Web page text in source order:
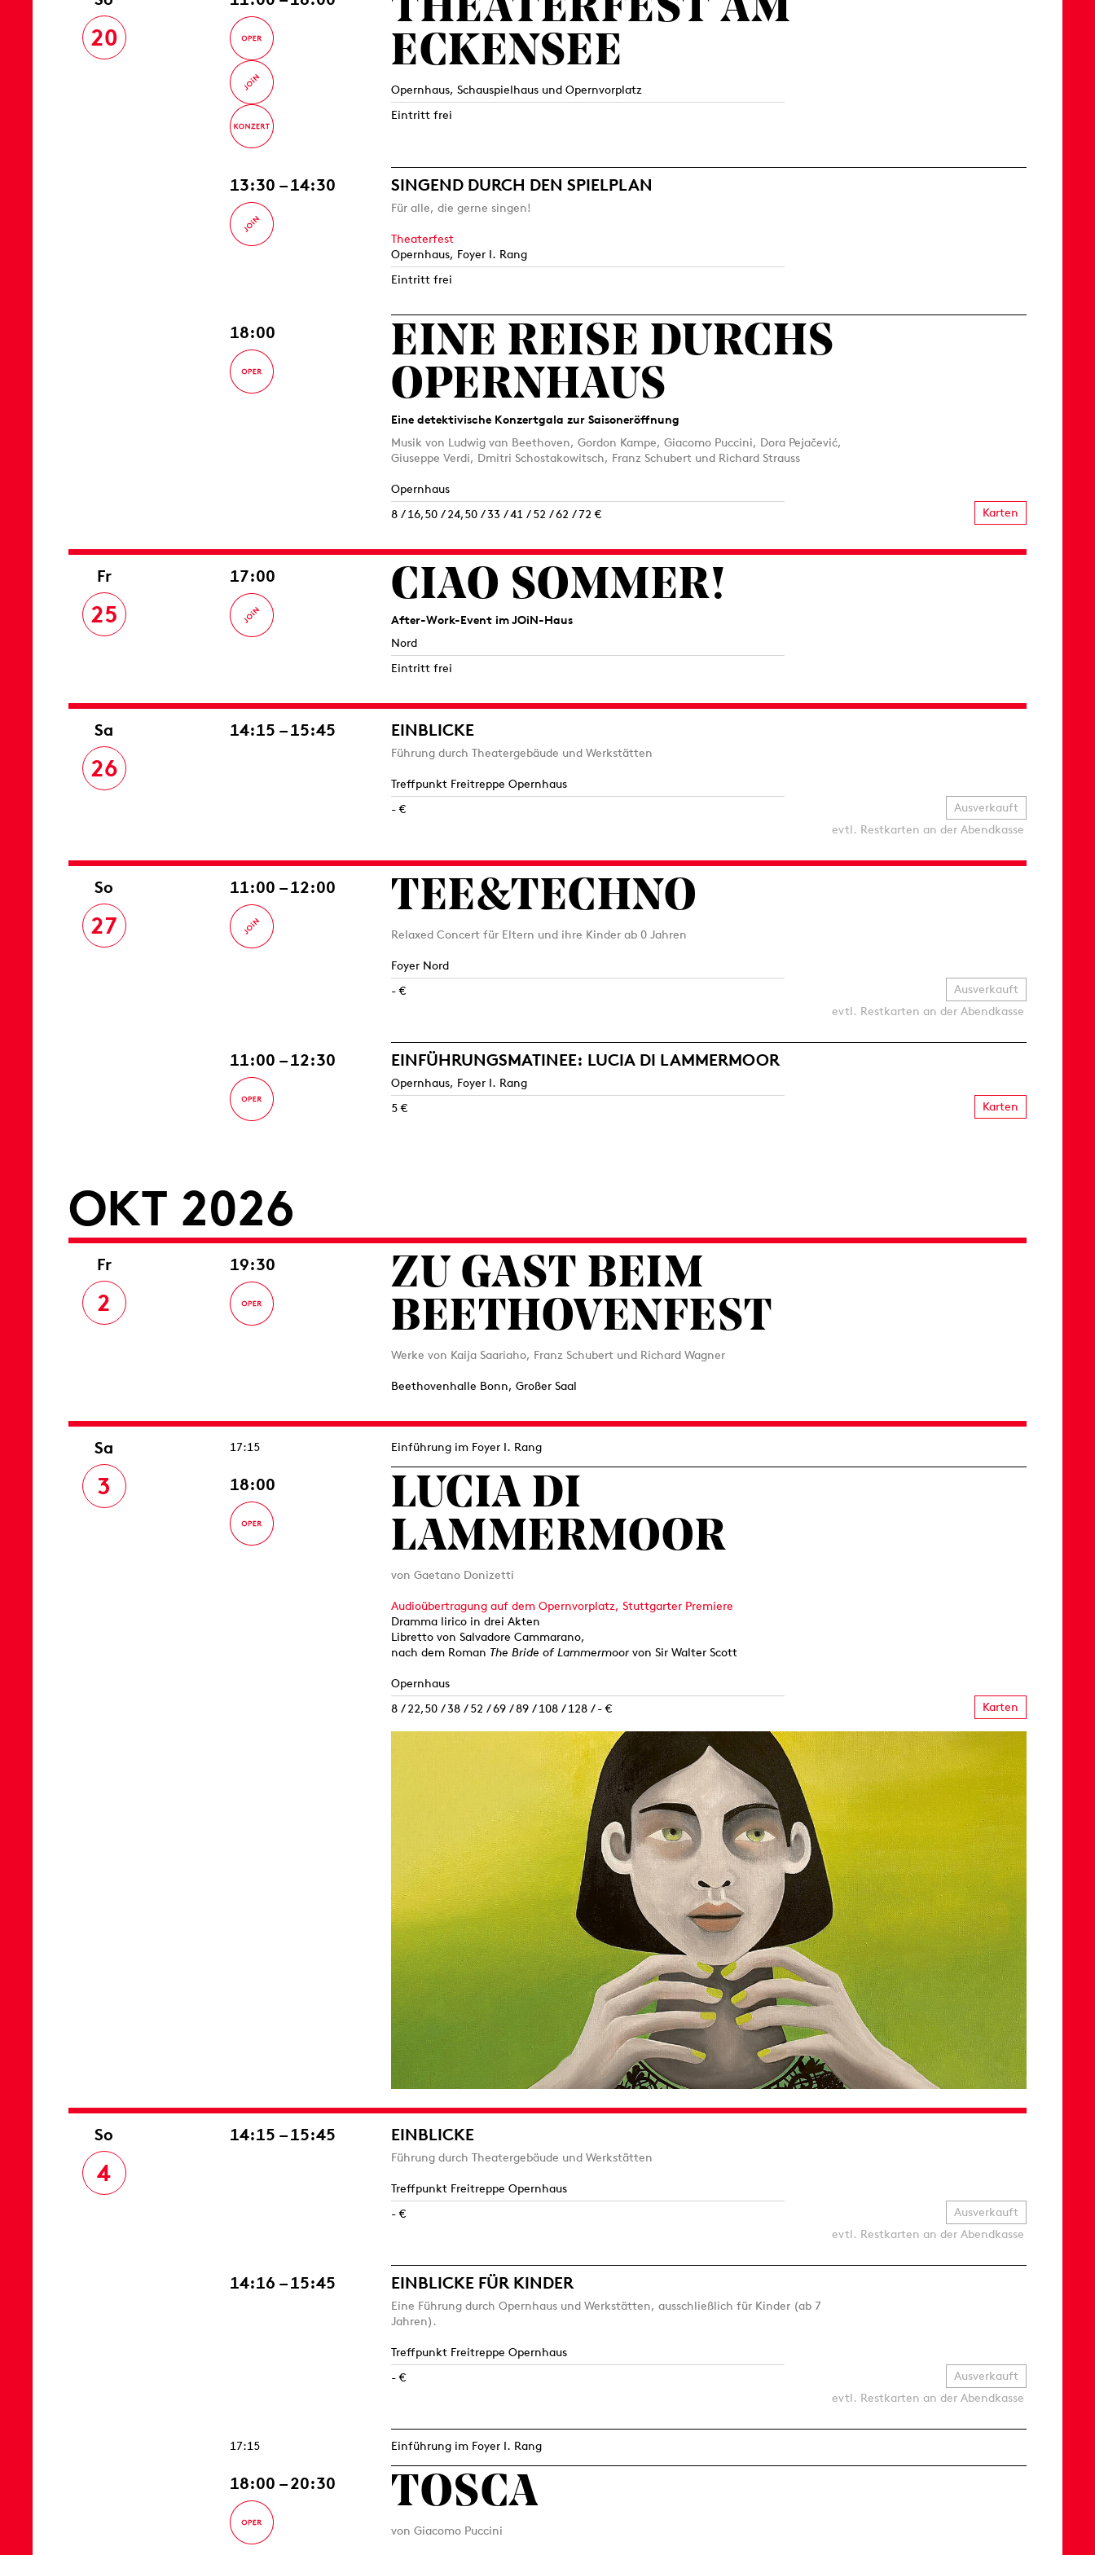
20
THEATERFEST AM
ECKENSEE
Opernhaus, Schauspielhaus und Opernvorplatz
Eintritt frei
13:30 – 14:30 SINGEND DURCH DEN SPIELPLAN
Für alle, die gerne singen!
Theaterfest
Opernhaus, Foyer I. Rang
Eintritt frei
18:00
EINE REISE DURCHS
OPERNHAUS
Eine detektivische Konzertgala zur Saisoneröffnung
Musik von Ludwig van Beethoven, Gordon Kampe, Giacomo Puccini, Dora Pejačević,
Giuseppe Verdi, Dmitri Schostakowitsch, Franz Schubert und Richard Strauss
Opernhaus
8 / 16,50 / 24,50 / 33 / 41 / 52 / 62 / 72 €
Karten
Fr
25
17:00 CIAO SOMMER!
After-Work-Event im JOiN-Haus
Nord
Eintritt frei
Sa
26
14:15 – 15:45 EINBLICKE
Führung durch Theatergebäude und Werkstätten
Treffpunkt Freitreppe Opernhaus
- €
Ausverkauft
evtl. Restkarten an der Abendkasse
So
27
11:00 – 12:00 TEE&TECHNO
Relaxed Concert für Eltern und ihre Kinder ab 0 Jahren
Foyer Nord
- €
Ausverkauft
evtl. Restkarten an der Abendkasse
11:00 – 12:30 EINFÜHRUNGS­MATINEE: LUCIA DI LAMMERMOOR
Opernhaus, Foyer I. Rang
5 €
Karten
OKT 2026
Fr
2
19:30
ZU GAST BEIM
BEETHOVENFEST
Werke von Kaija Saariaho, Franz Schubert und Richard Wagner
Beethovenhalle Bonn, Großer Saal
Sa
3
17:15 Einführung im Foyer I. Rang
18:00
LUCIA DI
LAMMERMOOR
von Gaetano Donizetti
Audioübertragung auf dem Opernvorplatz, Stuttgarter Premiere
Dramma lirico in drei Akten
Libretto von Salvadore Cammarano,
nach dem Roman The Bride of Lammermoorvon Sir Walter Scott
Opernhaus
8 / 22,50 / 38 / 52 / 69 / 89 / 108 / 128 / - €
Karten
So
4
14:15 – 15:45 EINBLICKE
Führung durch Theatergebäude und Werkstätten
Treffpunkt Freitreppe Opernhaus
- €
Ausverkauft
evtl. Restkarten an der Abendkasse
14:16 – 15:45 EINBLICKE FÜR KINDER
Eine Führung durch Opernhaus und Werkstätten, ausschließlich für Kinder (ab 7
Jahren).
Treffpunkt Freitreppe Opernhaus
- €
Ausverkauft
evtl. Restkarten an der Abendkasse
17:15 Einführung im Foyer I. Rang
18:00 – 20:30 TOSCA
von Giacomo Puccini